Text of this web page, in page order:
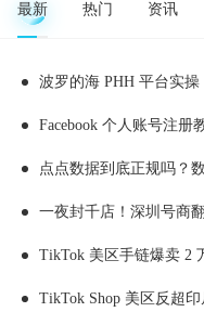
最新 热门 资讯
波罗的海 PHH 平台实
Facebook 个人账号注册
点点数据到底正规吗？
一夜封千店！深圳号商
TikTok 美区手链爆卖 2
TikTok Shop 美区反超